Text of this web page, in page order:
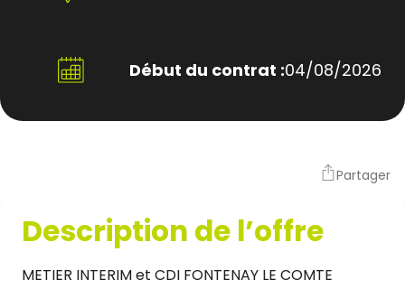
Début du contrat :04/08/2026
Partager
Description de l’offre
METIER INTERIM et CDI FONTENAY LE COMTE